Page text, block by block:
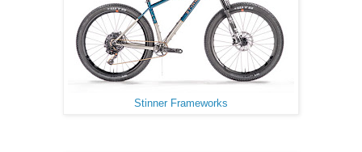
Stinner Frameworks